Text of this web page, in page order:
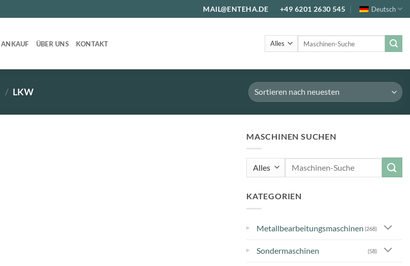
MAIL@ENTEHA.DE +49 6201 2630 545 Deutsch
ANKAUF ÜBER UNS KONTAKT
/ LKW
MASCHINEN SUCHEN
Suche
nach:
KATEGORIEN
▸ Metallbearbeitungsmaschinen (268)
▸ Sondermaschinen (58)